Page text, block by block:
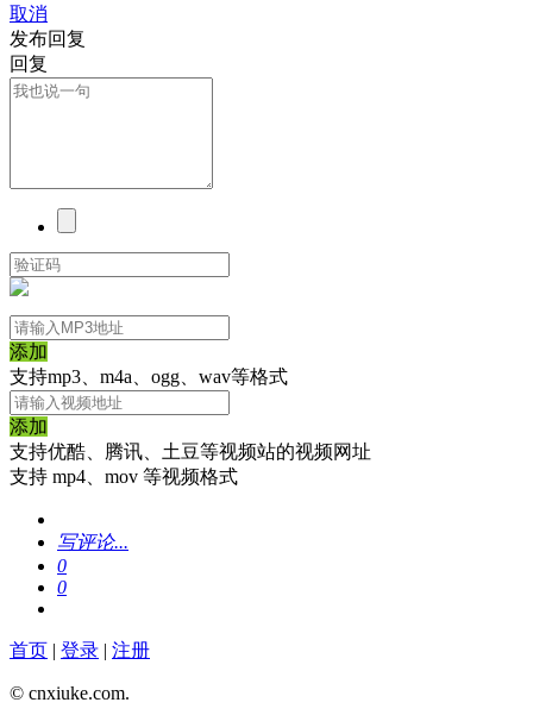
取消
发布回复
回复
添加
支持mp3、m4a、ogg、wav等格式
添加
支持优酷、腾讯、土豆等视频站的视频网址
支持 mp4、mov 等视频格式
写评论...
0
0
首页 | 登录 | 注册
© cnxiuke.com.